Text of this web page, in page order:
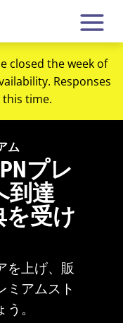
closed the week of
Responses
this time.
ム
プレ
到達
を受け
を上げ、販
ミアムスト
。